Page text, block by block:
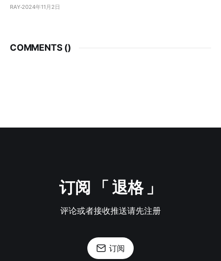
RAY 2024年11月2日
COMMENTS ()
订阅 「 退格 」
评论或者接收推送请先注册
订阅